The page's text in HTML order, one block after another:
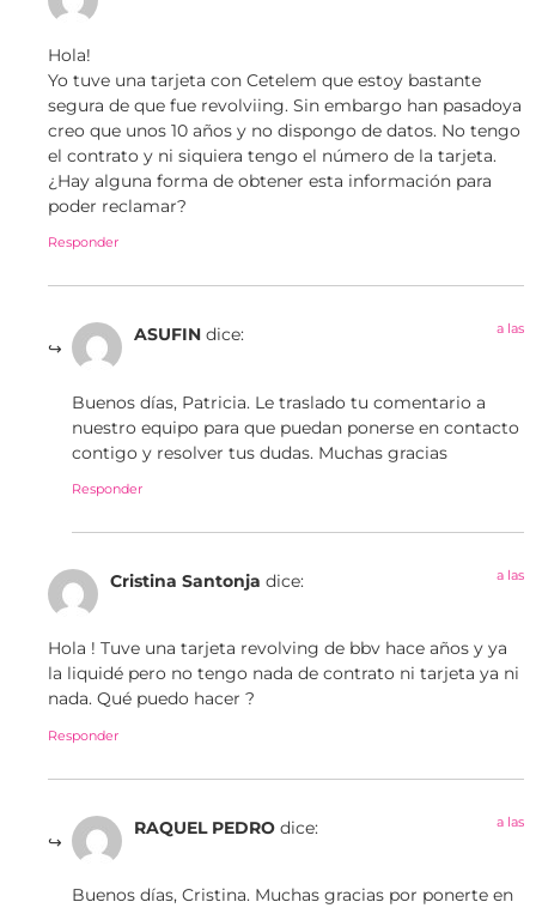
Hola!
Yo tuve una tarjeta con Cetelem que estoy bastante
segura de que fue revolviing. Sin embargo han pasadoya
creo que unos 10 años y no dispongo de datos. No tengo
el contrato y ni siquiera tengo el número de la tarjeta.
¿Hay alguna forma de obtener esta información para
poder reclamar?
Responder
ASUFIN dice: a las
Buenos días, Patricia. Le traslado tu comentario a
nuestro equipo para que puedan ponerse en contacto
contigo y resolver tus dudas. Muchas gracias
Responder
Cristina Santonja dice: a las
Hola ! Tuve una tarjeta revolving de bbv hace años y ya
la liquidé pero no tengo nada de contrato ni tarjeta ya ni
nada. Qué puedo hacer ?
Responder
RAQUEL PEDRO dice: a las
Buenos días, Cristina. Muchas gracias por ponerte en